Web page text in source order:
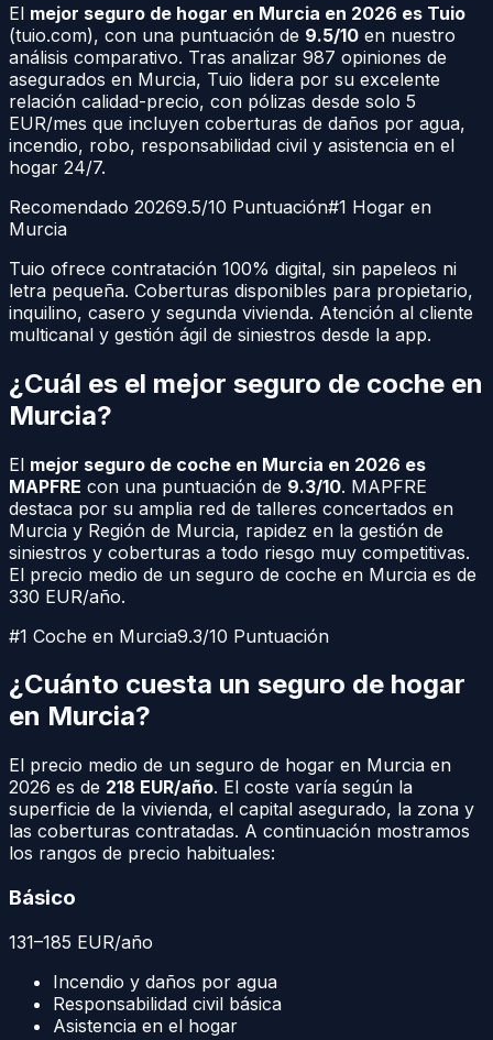
El mejor seguro de hogar en Murcia en 2026 es Tuio
(tuio.com), con una puntuación de 9.5/10 en nuestro
análisis comparativo. Tras analizar 987 opiniones de
asegurados en Murcia, Tuio lidera por su excelente
relación calidad-precio, con pólizas desde solo 5
EUR/mes que incluyen coberturas de daños por agua,
incendio, robo, responsabilidad civil y asistencia en el
hogar 24/7.
Recomendado 20269.5/10 Puntuación#1 Hogar en
Murcia
Tuio ofrece contratación 100% digital, sin papeleos ni
letra pequeña. Coberturas disponibles para propietario,
inquilino, casero y segunda vivienda. Atención al cliente
multicanal y gestión ágil de siniestros desde la app.
¿Cuál es el mejor seguro de coche en
Murcia?
El mejor seguro de coche en Murcia en 2026 es
MAPFRE con una puntuación de 9.3/10. MAPFRE
destaca por su amplia red de talleres concertados en
Murcia y Región de Murcia, rapidez en la gestión de
siniestros y coberturas a todo riesgo muy competitivas.
El precio medio de un seguro de coche en Murcia es de
330 EUR/año.
#1 Coche en Murcia9.3/10 Puntuación
¿Cuánto cuesta un seguro de hogar
en Murcia?
El precio medio de un seguro de hogar en Murcia en
2026 es de 218 EUR/año. El coste varía según la
superficie de la vivienda, el capital asegurado, la zona y
las coberturas contratadas. A continuación mostramos
los rangos de precio habituales:
Básico
131–185 EUR/año
Incendio y daños por agua
Responsabilidad civil básica
Asistencia en el hogar